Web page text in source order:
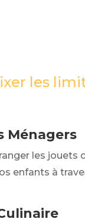
les
Ménagers
les jouets
enfants à